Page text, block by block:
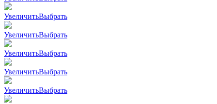
УвеличитьВыбрать
УвеличитьВыбрать
УвеличитьВыбрать
УвеличитьВыбрать
УвеличитьВыбрать